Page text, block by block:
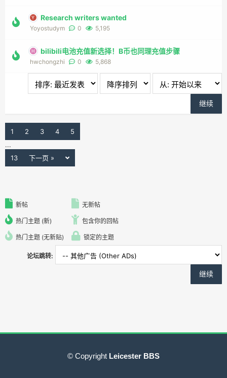
Research writers wanted
Yoyostudym 0 5,195
bilibili电池充值新选择！B币也同理充值步骤
hwchongzhi 0 5,868
1 2 3 4
5
...
13
下一页 »
新帖
热门主题 (新)
热门主题 (无新贴)
无新帖
包含你的回帖
锁定的主题
论坛跳转:
© Copyright Leicester BBS